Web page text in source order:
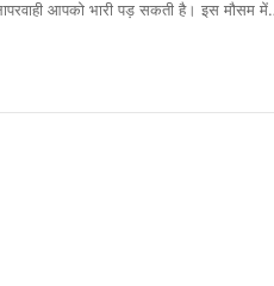
आपको भारी पड़ सकती है। इस मौसम